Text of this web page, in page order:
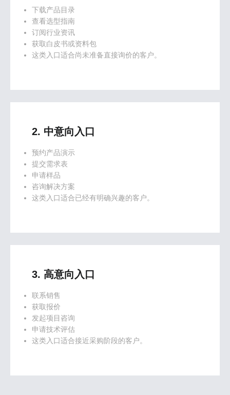
下载产品目录
查看选型指南
订阅行业资讯
获取白皮书或资料包
这类入口适合尚未准备直接询价的客户。
2. 中意向入口
预约产品演示
提交需求表
申请样品
咨询解决方案
这类入口适合已经有明确兴趣的客户。
3. 高意向入口
联系销售
获取报价
发起项目咨询
申请技术评估
这类入口适合接近采购阶段的客户。